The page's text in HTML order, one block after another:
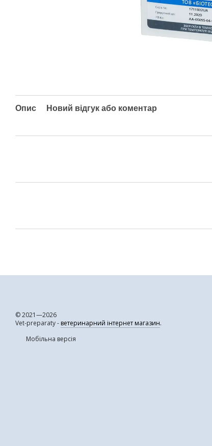
Опис Новий відгук або коментар
© 2021—2026
Vet-preparaty - ветеринарний інтернет магазин.
Мобільна версія